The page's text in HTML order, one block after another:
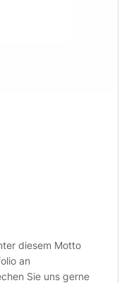
diesem Motto
an
Sie uns gerne